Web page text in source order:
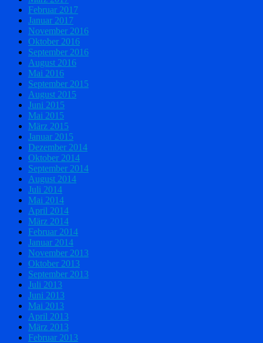
Februar 2017
Januar 2017
November 2016
Oktober 2016
September 2016
August 2016
Mai 2016
September 2015
August 2015
Juni 2015
Mai 2015
März 2015
Januar 2015
Dezember 2014
Oktober 2014
September 2014
August 2014
Juli 2014
Mai 2014
April 2014
März 2014
Februar 2014
Januar 2014
November 2013
Oktober 2013
September 2013
Juli 2013
Juni 2013
Mai 2013
April 2013
März 2013
Februar 2013